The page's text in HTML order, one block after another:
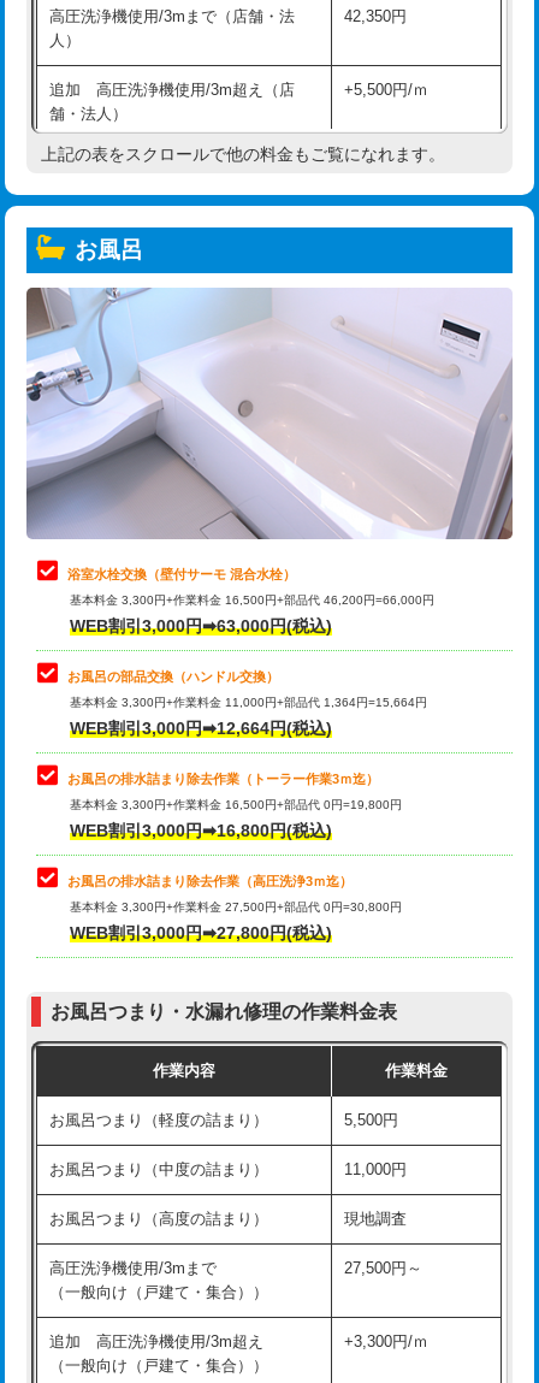
高圧洗浄機使用/3mまで（店舗・法
人）
42,350円
追加 高圧洗浄機使用/3m超え（店
舗・法人）
+5,500円/ｍ
高度高圧洗浄換 現地調査
トーラー機使用/3mまで
追加トーラー機使用/3m超え
カメラ調査 33,000円
桝清掃 8,800円
止水・漏水調査・防水処理・清掃・修
理・調整・分解・加工など（軽作業）
止水・漏水調査・防水処理・清掃・修
理・調整・分解・加工など（中作業）
22,000円
止水・漏水調査・防水処理・清掃・修
理・調整・分解・加工など（重作業）
33,000円
トイレタンク脱着
トイレ便器脱着
タンクレストイレ脱着 33,000円
小便器トイレ脱着
その他部品の脱着 8,800円～
交換・取付（タンク）
交換・取付（普通便座） 11,000円+材料費
交換・取付（温水洗浄便座） 16,500円+材料費
交換・取付(単水栓（壁付・デッキ
式）)
13,200円+材料費
交換・取付(混合水栓（壁付・デッキ
式・ワンホール）)
16,500円+材料費
交換・取付(排水栓・排水トラップ
（P/S/ポップアップ））
22,000円+材料費
交換・取付（その他部品） 11,000円+材料費
上記の表をスクロールで他の料金もご覧になれます。
お風呂
浴室水栓交換（壁付サーモ 混合水栓）
基本料金 3,300円+作業料金 16,500円+部品代 46,200円=66,000円
WEB割引3,000円➡63,000円(税込)
お風呂の部品交換（ハンドル交換）
基本料金 3,300円+作業料金 11,000円+部品代 1,364円=15,664円
WEB割引3,000円➡12,664円(税込)
お風呂の排水詰まり除去作業（トーラー作業3ｍ迄）
基本料金 3,300円+作業料金 16,500円+部品代 0円=19,800円
WEB割引3,000円➡16,800円(税込)
お風呂の排水詰まり除去作業（高圧洗浄3ｍ迄）
基本料金 3,300円+作業料金 27,500円+部品代 0円=30,800円
WEB割引3,000円➡27,800円(税込)
お風呂つまり・水漏れ修理の作業料金表
作業内容 作業料金
お風呂つまり（軽度の詰まり） 5,500円
お風呂つまり（中度の詰まり） 11,000円
お風呂つまり（高度の詰まり） 現地調査
高圧洗浄機使用/3mまで
（一般向け（戸建て・集合））
27,500円～
追加 高圧洗浄機使用/3m超え
（一般向け（戸建て・集合））
+3,300円/ｍ